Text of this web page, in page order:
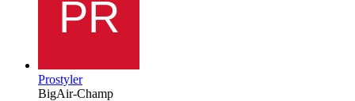
Prostyler
BigAir-Champ